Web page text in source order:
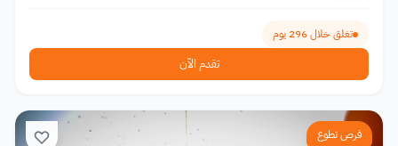
تغلق خلال 296 يوم
تقدم الآن
فرص تطوع